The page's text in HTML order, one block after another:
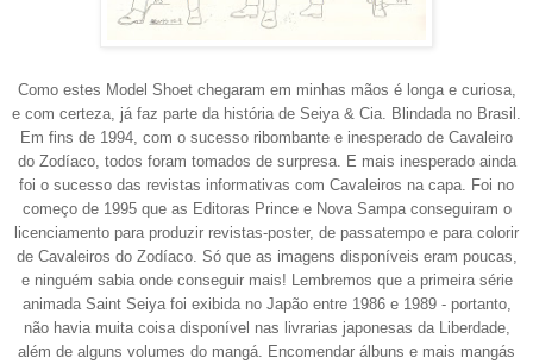
Como estes Model Shoet chegaram em minhas mãos é longa e curiosa,
e com certeza, já faz parte da história de Seiya & Cia. Blindada no Brasil.
Em fins de 1994, com o sucesso ribombante e inesperado de Cavaleiro
do Zodíaco, todos foram tomados de surpresa. E mais inesperado ainda
foi o sucesso das revistas informativas com Cavaleiros na capa. Foi no
começo de 1995 que as Editoras Prince e Nova Sampa conseguiram o
licenciamento para produzir revistas-poster, de passatempo e para colorir
de Cavaleiros do Zodíaco. Só que as imagens disponíveis eram poucas,
e ninguém sabia onde conseguir mais! Lembremos que a primeira série
animada Saint Seiya foi exibida no Japão entre 1986 e 1989 - portanto,
não havia muita coisa disponível nas livrarias japonesas da Liberdade,
além de alguns volumes do mangá. Encomendar álbuns e mais mangás